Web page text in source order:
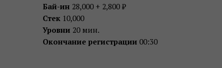
Бай-ин 28,000 + 2,800 ₽
Стек 10,000
Уровни 20 мин.
Окончание регистрации 00:30